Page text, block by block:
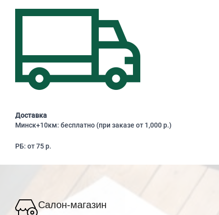
Доставка
Минск+10км: бесплатно (при заказе от 1,000 р.)
РБ: от 75 р.
Салон-магазин